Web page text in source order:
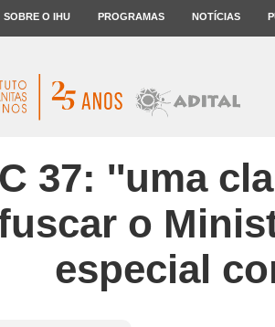
SOBRE O IHU PROGRAMAS NOTÍCIAS
37: ''uma
o
especial